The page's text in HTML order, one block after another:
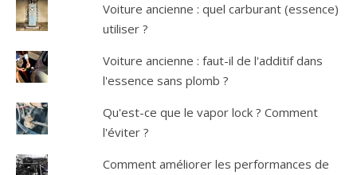
Voiture ancienne : quel carburant (essence)
utiliser ?
Voiture ancienne : faut-il de l'additif dans
l'essence sans plomb ?
Qu'est-ce que le vapor lock ? Comment
l'éviter ?
Comment améliorer les performances de